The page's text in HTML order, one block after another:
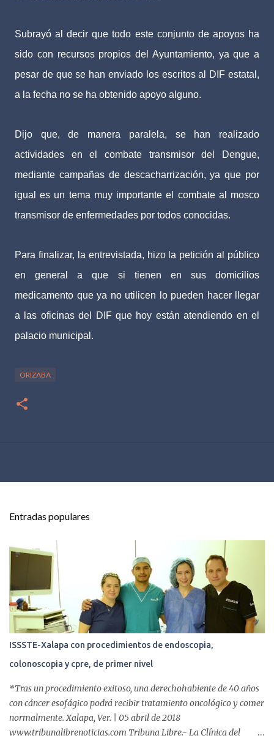
Subrayó al decir que todo este conjunto de apoyos ha
sido con recursos propios del Ayuntamiento, ya que a
pesar de que se han enviado los escritos al DIF estatal,
a la fecha no se ha obtenido apoyo alguno.
Dijo que, de manera paralela, se han realizado
actividades en el combate transmisor del Dengue,
mediante campañas de descacharrización, ya que por
igual es un tema muy importante el combate al mosco
transmisor de enfermedades por todos conocidas.
Para finalizar, la entrevistada, hizo la petición al público
en general a que si tienen en sus domicilios
medicamento que ya no utilicen lo pueden hacer llegar
a las oficinas del DIF que hoy están atendiendo en el
palacio municipal.
ORIZABA
Entradas populares
ISSSTE-Xalapa con procedimientos de endoscopia,
colonoscopia y cpre, de primer nivel
*Tras un procedimiento exitoso, una derechohabiente de 40 años
con cáncer esofágico podrá recibir tratamiento oncológico y comer
normalmente. Xalapa, Ver. | 05 abril de 2018
www.tribunalibrenoticias.com Tribuna Libre.- La Clínica del